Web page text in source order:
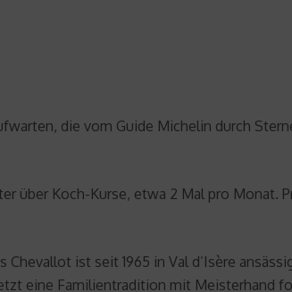
die vom Guide Michelin durch
über Koch-Kurse, etwa 2 Mal pro Monat.
ist seit 1965 in Val d’Isère
eine Familientradition mit Meisterhand